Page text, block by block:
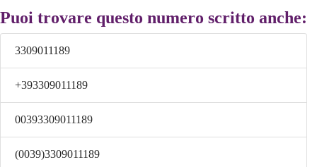
Puoi trovare questo numero scritto anche:
3309011189
+393309011189
00393309011189
(0039)3309011189